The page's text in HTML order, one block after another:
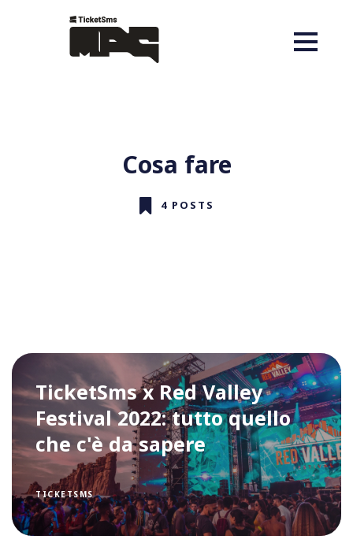
Cosa fare
4 POSTS
TicketSms x Red Valley
Festival 2022: tutto quello
che c'è da sapere
TICKETSMS